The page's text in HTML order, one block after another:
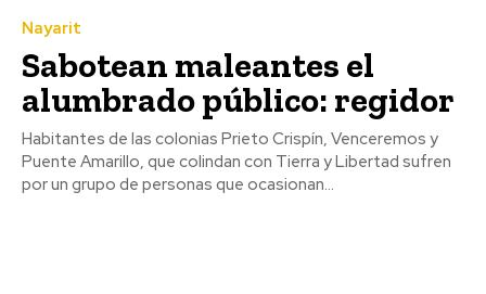
Nayarit
Sabotean maleantes el
alumbrado público: regidor
Habitantes de las colonias Prieto Crispín, Venceremos y
Puente Amarillo, que colindan con Tierra y Libertad sufren
por un grupo de personas que ocasionan...